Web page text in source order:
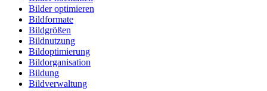
Bilder optimieren
Bildformate
Bildgrößen
Bildnutzung
Bildoptimierung
Bildorganisation
Bildung
Bildverwaltung